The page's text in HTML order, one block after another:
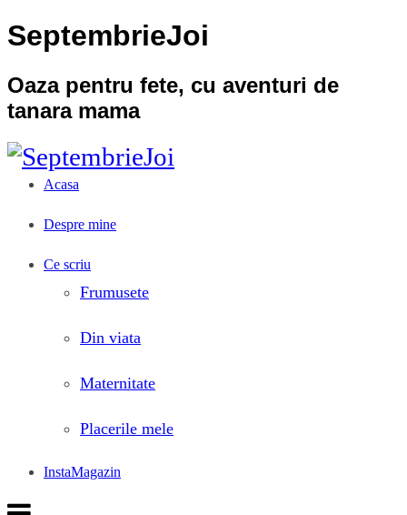
SeptembrieJoi
Oaza pentru fete, cu aventuri de
tanara mama
Acasa
Despre mine
Ce scriu
Frumusete
Din viata
Maternitate
Placerile mele
InstaMagazin